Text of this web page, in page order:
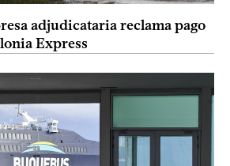
adjudicataria reclama pago
Express